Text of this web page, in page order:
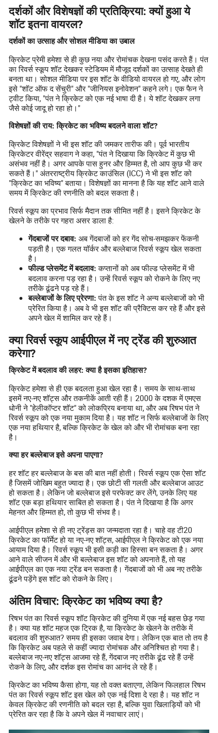
दर्शकों और विशेषज्ञों की प्रतिक्रिया: क्यों हुआ ये
शॉट इतना वायरल?
दर्शकों का उत्साह और सोशल मीडिया का उबाल
क्रिकेट प्रेमी हमेशा से ही कुछ नया और रोमांचक देखना पसंद करते हैं। पंत
का रिवर्स स्कूप शॉट देखकर स्टेडियम में मौजूद दर्शकों का उत्साह देखते ही
बनता था। सोशल मीडिया पर इस शॉट के वीडियो वायरल हो गए, और लोग
इसे "शॉट ऑफ द सेंचुरी" और "जीनियस इनोवेशन" कहने लगे। एक फैन ने
ट्वीट किया, "पंत ने क्रिकेट को एक नई भाषा दी है। ये शॉट देखकर लगा
जैसे कोई जादू हो रहा हो।"
विशेषज्ञों की राय: क्रिकेट का भविष्य बदलने वाला शॉट?
क्रिकेट विशेषज्ञों ने भी इस शॉट की जमकर तारीफ की। पूर्व भारतीय
क्रिकेटर वीरेंद्र सहवाग ने कहा, "पंत ने दिखाया कि क्रिकेट में कुछ भी
असंभव नहीं है। अगर आपके पास हुनर और हिम्मत है, तो आप कुछ भी कर
सकते हैं।" अंतरराष्ट्रीय क्रिकेट काउंसिल (ICC) ने भी इस शॉट को
"क्रिकेट का भविष्य" बताया। विशेषज्ञों का मानना है कि यह शॉट आने वाले
समय में क्रिकेट की रणनीति को बदल सकता है।
रिवर्स स्कूप का प्रभाव सिर्फ मैदान तक सीमित नहीं है। इसने क्रिकेट के
खेलने के तरीके पर गहरा असर डाला है:
गेंदबाजों पर दबाव: अब गेंदबाजों को हर गेंद सोच-समझकर फेंकनी
पड़ती है। एक गलत यॉर्कर और बल्लेबाज रिवर्स स्कूप खेल सकता
है।
फील्ड प्लेसमेंट में बदलाव: कप्तानों को अब फील्ड प्लेसमेंट में भी
बदलाव करना पड़ रहा है। उन्हें रिवर्स स्कूप को रोकने के लिए नए
तरीके ढूंढने पड़ रहे हैं।
बल्लेबाजों के लिए प्रेरणा: पंत के इस शॉट ने अन्य बल्लेबाजों को भी
प्रेरित किया है। अब वे भी इस शॉट की प्रैक्टिस कर रहे हैं और इसे
अपने खेल में शामिल कर रहे हैं।
क्या रिवर्स स्कूप आईपीएल में नए ट्रेंड की शुरुआत
करेगा?
क्रिकेट में बदलाव की लहर: क्या है इसका इतिहास?
क्रिकेट हमेशा से ही एक बदलता हुआ खेल रहा है। समय के साथ-साथ
इसमें नए-नए शॉट्स और तकनीकें आती रही हैं। 2000 के दशक में एमएस
धोनी ने "हेलीकॉप्टर शॉट" को लोकप्रिय बनाया था, और अब रिषभ पंत ने
रिवर्स स्कूप को एक नया मुकाम दिया है। यह शॉट न सिर्फ बल्लेबाजों के लिए
एक नया हथियार है, बल्कि क्रिकेट के खेल को और भी रोमांचक बना रहा
है।
क्या हर बल्लेबाज इसे अपना पाएगा?
हर शॉट हर बल्लेबाज के बस की बात नहीं होती। रिवर्स स्कूप एक ऐसा शॉट
है जिसमें जोखिम बहुत ज्यादा है। एक छोटी सी गलती और बल्लेबाज आउट
हो सकता है। लेकिन जो बल्लेबाज इसे परफेक्ट कर लेंगे, उनके लिए यह
शॉट एक बड़ा हथियार साबित हो सकता है। पंत ने दिखाया है कि अगर
मेहनत और हिम्मत हो, तो कुछ भी संभव है।
आईपीएल हमेशा से ही नए ट्रेंड्स का जन्मदाता रहा है। चाहे वह टी20
क्रिकेट का फॉर्मेट हो या नए-नए शॉट्स, आईपीएल ने क्रिकेट को एक नया
आयाम दिया है। रिवर्स स्कूप भी इसी कड़ी का हिस्सा बन सकता है। अगर
आने वाले सीजन में और भी बल्लेबाज इस शॉट को अपनाते हैं, तो यह
आईपीएल का एक नया ट्रेंड बन सकता है। गेंदबाजों को भी अब नए तरीके
ढूंढने पड़ेंगे इस शॉट को रोकने के लिए।
अंतिम विचार: क्रिकेट का भविष्य क्या है?
रिषभ पंत का रिवर्स स्कूप शॉट क्रिकेट की दुनिया में एक नई बहस छेड़ गया
है। क्या यह शॉट महज एक ट्रिक है, या क्रिकेट के खेलने के तरीके में
बदलाव की शुरुआत? समय ही इसका जवाब देगा। लेकिन एक बात तो तय है
कि क्रिकेट अब पहले से कहीं ज्यादा रोमांचक और अनिश्चित हो गया है।
बल्लेबाज नए-नए शॉट्स आजमा रहे हैं, गेंदबाज नए तरीके ढूंढ रहे हैं उन्हें
रोकने के लिए, और दर्शक इस रोमांच का आनंद ले रहे हैं।
क्रिकेट का भविष्य कैसा होगा, यह तो वक्त बताएगा, लेकिन फिलहाल रिषभ
पंत का रिवर्स स्कूप शॉट इस खेल को एक नई दिशा दे रहा है। यह शॉट न
केवल क्रिकेट की रणनीति को बदल रहा है, बल्कि युवा खिलाड़ियों को भी
प्रेरित कर रहा है कि वे अपने खेल में नवाचार लाएं।